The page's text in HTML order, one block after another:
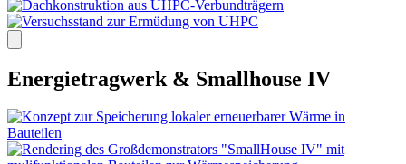
Energietragwerk & Smallhouse IV